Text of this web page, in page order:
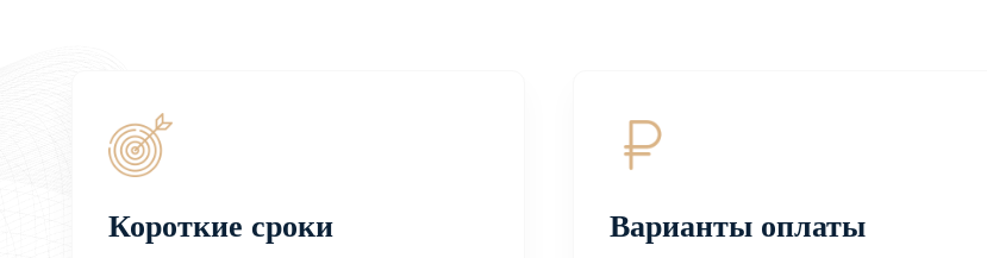
Короткие сроки Варианты оплаты